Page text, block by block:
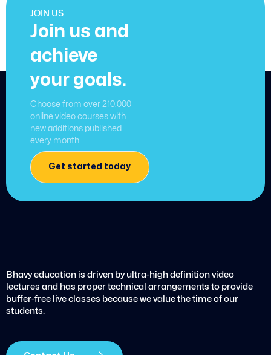
JOIN US
Join us and
achieve
your goals.
Choose from over 210,000
online video courses with
new additions published
every month
Get started today
Bhavy education is driven by ultra-high definition video
lectures and has proper technical arrangements to provide
buffer-free live classes because we value the time of our
students.